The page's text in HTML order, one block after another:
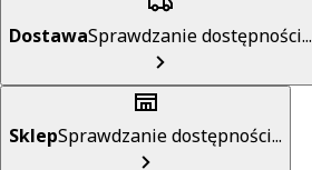
DostawaSprawdzanie dostępności...
SklepSprawdzanie dostępności...